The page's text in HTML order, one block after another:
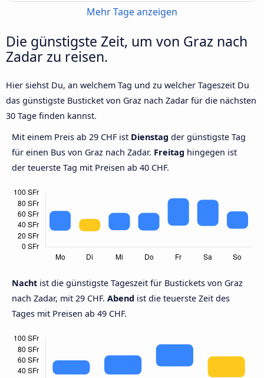
Mehr Tage anzeigen
Die günstigste Zeit, um von Graz nach
Zadar zu reisen.
Hier siehst Du, an welchem Tag und zu welcher Tageszeit Du
das günstigste Busticket von Graz nach Zadar für die nächsten
30 Tage finden kannst.
Mit einem Preis ab 29 CHF ist Dienstag der günstigste Tag
für einen Bus von Graz nach Zadar. Freitag hingegen ist
der teuerste Tag mit Preisen ab 40 CHF.
Nacht ist die günstigste Tageszeit für Bustickets von Graz
nach Zadar, mit 29 CHF. Abend ist die teuerste Zeit des
Tages mit Preisen ab 49 CHF.